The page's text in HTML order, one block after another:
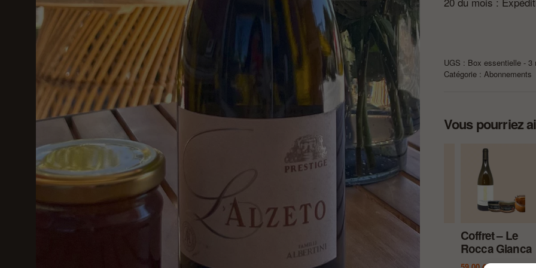
UGS : Box essentielle - 3
Catégorie : Abonnements
Vous pourriez
Coffret – le
L’Aeterna
Coffret – Le
Coffret – Le
Rocca Gianca